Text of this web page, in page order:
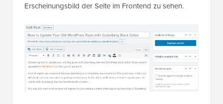
Erscheinungsbild der Seite im Frontend zu sehen.